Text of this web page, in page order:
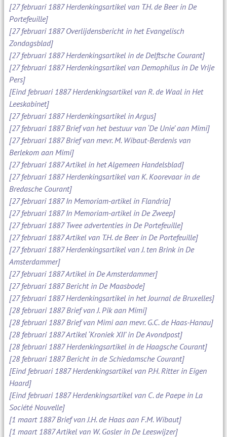
[27 februari 1887 Herdenkingsartikel van T.H. de Beer in De
Portefeuille]
[27 februari 1887 Overlijdensbericht in het Evangelisch
Zondagsblad]
[27 februari 1887 Herdenkingsartikel in de Delftsche Courant]
[27 februari 1887 Herdenkingsartikel van Demophilus in De Vrije
Pers]
[Eind februari 1887 Herdenkingsartikel van R. de Waal in Het
Leeskabinet]
[27 februari 1887 Herdenkingsartikel in Argus]
[27 februari 1887 Brief van het bestuur van ‘De Unie’ aan Mimi]
[27 februari 1887 Brief van mevr. M. Wibaut-Berdenis van
Berlekom aan Mimi]
[27 februari 1887 Artikel in het Algemeen Handelsblad]
[27 februari 1887 Herdenkingsartikel van K. Koorevaar in de
Bredasche Courant]
[27 februari 1887 In Memoriam-artikel in Flandria]
[27 februari 1887 In Memoriam-artikel in De Zweep]
[27 februari 1887 Twee advertenties in De Portefeuille]
[27 februari 1887 Artikel van T.H. de Beer in De Portefeuille]
[27 februari 1887 Herdenkingsartikel van J. ten Brink in De
Amsterdammer]
[27 februari 1887 Artikel in De Amsterdammer]
[27 februari 1887 Bericht in De Maasbode]
[27 februari 1887 Herdenkingsartikel in het Journal de Bruxelles]
[28 februari 1887 Brief van J. Pik aan Mimi]
[28 februari 1887 Brief van Mimi aan mevr. G.C. de Haas-Hanau]
[28 februari 1887 Artikel ‘Kroniek XII’ in De Avondpost]
[28 februari 1887 Herdenkingsartikel in de Haagsche Courant]
[28 februari 1887 Bericht in de Schiedamsche Courant]
[Eind februari 1887 Herdenkingsartikel van P.H. Ritter in Eigen
Haard]
[Eind februari 1887 Herdenkingsartikel van C. de Paepe in La
Société Nouvelle]
[1 maart 1887 Brief van J.H. de Haas aan F.M. Wibaut]
[1 maart 1887 Artikel van W. Gosler in De Leeswijzer]